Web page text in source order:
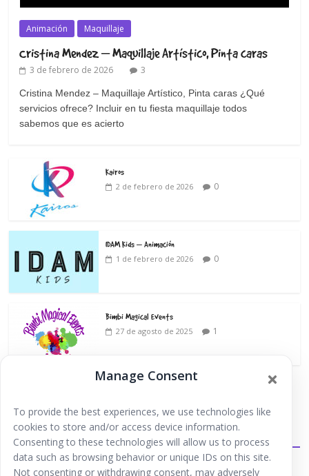
Manage Consent
To provide the best experiences, we use technologies like
cookies to store and/or access device information.
Consenting to these technologies will allow us to process
data such as browsing behavior or unique IDs on this site.
Not consenting or withdrawing consent, may adversely
Animación Maquillaje
Cristina Mendez – Maquillaje Artístico, Pinta caras
3 de febrero de 2026 3
Cristina Mendez – Maquillaje Artístico, Pinta caras ¿Qué
servicios ofrece? Incluir en tu fiesta maquillaje todos
sabemos que es acierto
Kairos
2 de febrero de 2026 0
IDAM Kids – Animación
1 de febrero de 2026 0
Bimbi Magical Events
27 de agosto de 2025 1
Extraescolares